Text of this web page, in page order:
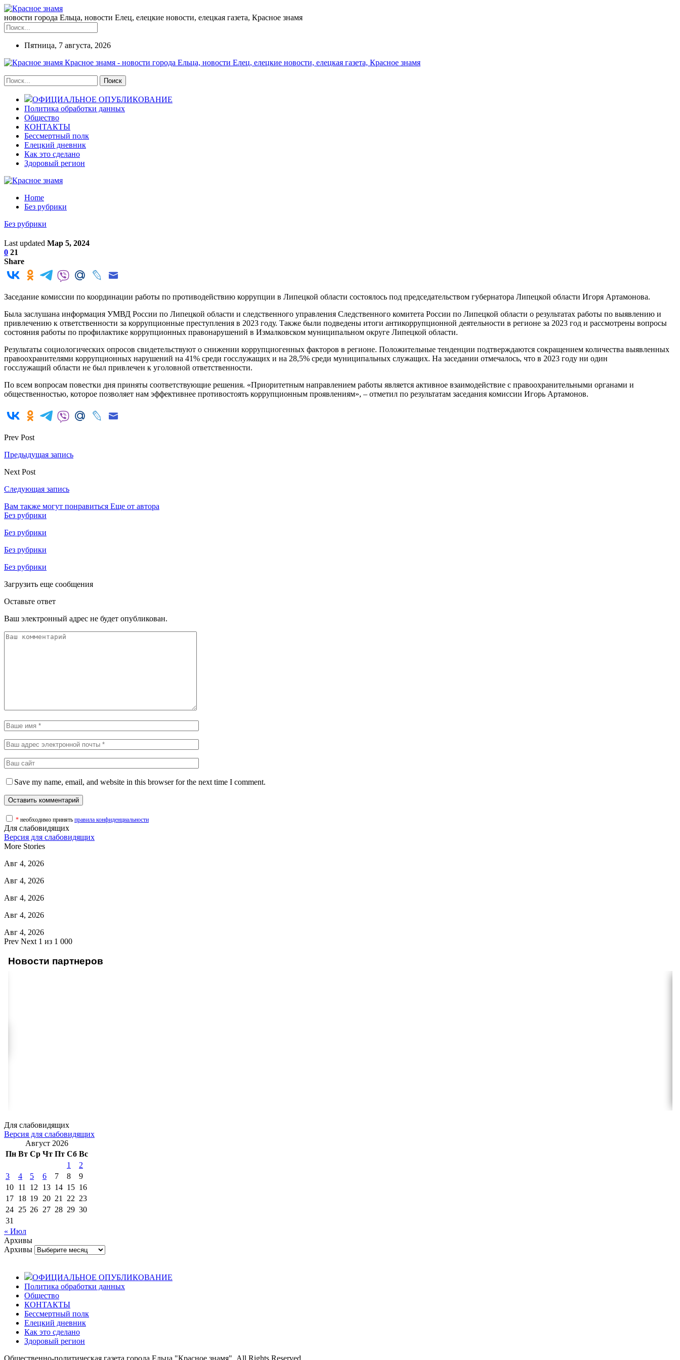
новости города Ельца, новости Елец, елецкие новости, елецкая газета, Красное знамя
Пятница, 7 августа, 2026
Красное знамя - новости города Ельца, новости Елец, елецкие новости, елецкая газета, Красное знамя
ОФИЦИАЛЬНОЕ ОПУБЛИКОВАНИЕ
Политика обработки данных
Общество
КОНТАКТЫ
Бессмертный полк
Елецкий дневник
Как это сделано
Здоровый регион
Home
Без рубрики
Без рубрики
Last updated Мар 5, 2024
0 21
Share
Заседание комиссии по координации работы по противодействию коррупции в Липецкой области состоялось под председательством губернатора Липецкой области Игоря Артамонова.
Была заслушана информация УМВД России по Липецкой области и следственного управления Следственного комитета России по Липецкой области о результатах работы по выявлению и
привлечению к ответственности за коррупционные преступления в 2023 году. Также были подведены итоги антикоррупционной деятельности в регионе за 2023 год и рассмотрены вопросы
состояния работы по профилактике коррупционных правонарушений в Измалковском муниципальном округе Липецкой области.
Результаты социологических опросов свидетельствуют о снижении коррупциогенных факторов в регионе. Положительные тенденции подтверждаются сокращением количества выявленных
правоохранителями коррупционных нарушений на 41% среди госслужащих и на 28,5% среди муниципальных служащих. На заседании отмечалось, что в 2023 году ни один
госслужащий области не был привлечен к уголовной ответственности.
По всем вопросам повестки дня приняты соответствующие решения. «Приоритетным направлением работы является активное взаимодействие с правоохранительными органами и
общественностью, которое позволяет нам эффективнее противостоять коррупционным проявлениям», – отметил по результатам заседания комиссии Игорь Артамонов.
Prev Post
Предыдущая запись
Next Post
Следующая запись
Вам также могут понравиться Еще от автора
Без рубрики
Без рубрики
Без рубрики
Без рубрики
Загрузить еще сообщения
Оставьте ответ
Ваш электронный адрес не будет опубликован.
Save my name, email, and website in this browser for the next time I comment.
* необходимо принять правила конфиденциальности
Для слабовидящих
Версия для слабовидящих
More Stories
Авг 4, 2026
Авг 4, 2026
Авг 4, 2026
Авг 4, 2026
Авг 4, 2026
Prev Next 1 из 1 000
Новости партнеров
Для слабовидящих
Версия для слабовидящих
Август 2026
Пн Вт Ср Чт Пт Сб Вс
1
2
3
4 5 6 7 8
9
10 11 12 13 14 15 16
17 18 19 20 21 22 23
24 25 26 27 28 29 30
31
« Июл
Архивы
Архивы
ОФИЦИАЛЬНОЕ ОПУБЛИКОВАНИЕ
Политика обработки данных
Общество
КОНТАКТЫ
Бессмертный полк
Елецкий дневник
Как это сделано
Здоровый регион
Общественно-политическая газета города Ельца "Красное знамя". All Rights Reserved.